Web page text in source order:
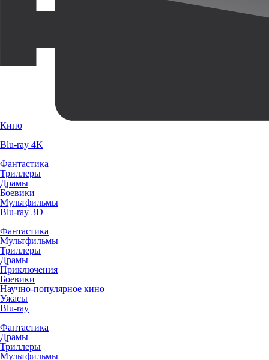
Кино
Blu-ray 4K
Фантастика
Триллеры
Драмы
Боевики
Мультфильмы
Blu-ray 3D
Фантастика
Мультфильмы
Триллеры
Драмы
Приключения
Боевики
Научно-популярное кино
Ужасы
Blu-ray
Фантастика
Драмы
Триллеры
Мультфильмы